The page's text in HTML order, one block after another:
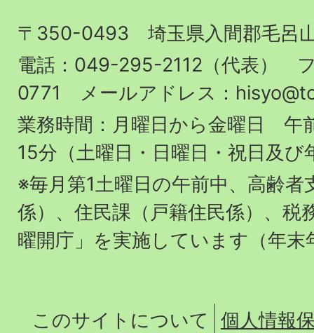
町
役
場
〒350-0493 埼玉県入間郡毛呂
電話：049-295-2112（代表）
0771 メールアドレス：
業務時間：月曜日から金曜日 午
15分（土曜日・日曜日・祝日及び
※毎月第1土曜日の午前中、高齢者
係）、住民課（戸籍住民係）、税
曜開庁」を実施しています（年末
このサイトについて
個人情報